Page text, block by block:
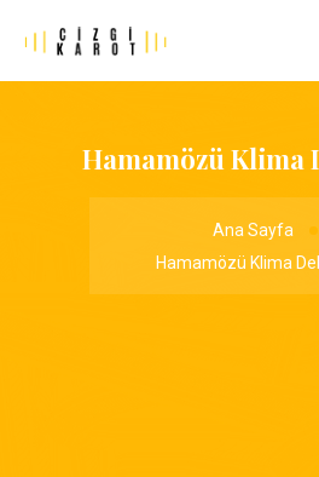
Hamamözü Klima
Ana Sayfa
Hamamözü Klima